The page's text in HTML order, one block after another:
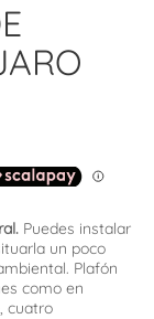
Puedes instalar
un poco
Plafón
como en
cuatro